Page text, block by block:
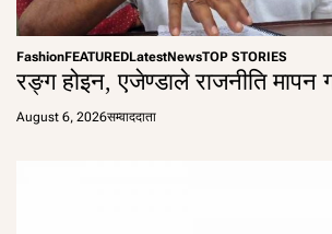
FashionFEATUREDLatestNewsTOP STORIES
रङ्ग होइन, एजेण्डाले राजनीति मापन
August 6, 2026सम्वाददाता